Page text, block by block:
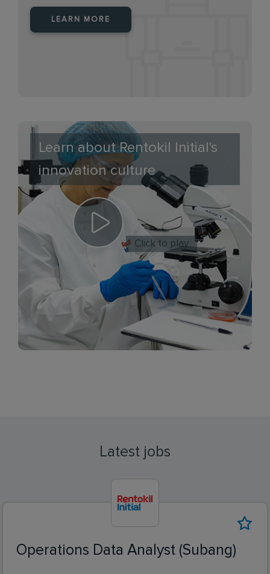
LEARN MORE
Learn about Rentokil Initial's
innovation culture
Click to play
Latest jobs
Operations Data Analyst (Subang)